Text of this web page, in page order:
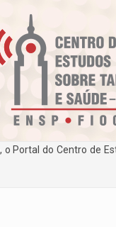
do Centro de